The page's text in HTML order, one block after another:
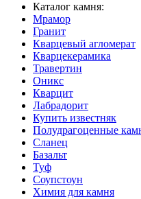
Каталог камня:
Мрамор
Гранит
Кварцевый агломерат
Кварцекерамика
Травертин
Оникс
Кварцит
Лабрадорит
Купить известняк
Полудрагоценные
Сланец
Базальт
Туф
Соупстоун
Химия для камня